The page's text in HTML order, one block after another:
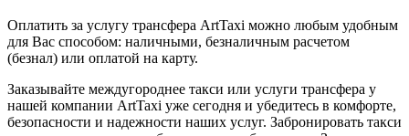
Оплатить за услугу трансфера ArtTaxi можно любым удобным
для Вас способом: наличными, безналичным расчетом
(безнал) или оплатой на карту.
Заказывайте междугороднее такси или услуги трансфера у
нашей компании ArtTaxi уже сегодня и убедитесь в комфорте,
безопасности и надежности наших услуг. Забронировать такси